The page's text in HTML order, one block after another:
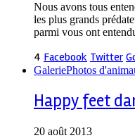
Nous avons tous
les plus grands
parmi vous ont
4 Facebook Twitter
GaleriePhotos
Happy feet
20 août 2013